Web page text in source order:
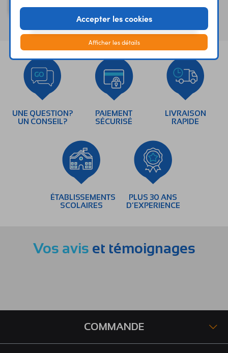
UNE QUESTION?
UN CONSEIL?
PAIEMENT
SÉCURISÉ
LIVRAISON
RAPIDE
ÉTABLISSEMENTS
SCOLAIRES
PLUS 30 ANS
D’EXPERIENCE
Vos avis et témoignages
COMMANDE
Accepter les cookies
Afficher les détails